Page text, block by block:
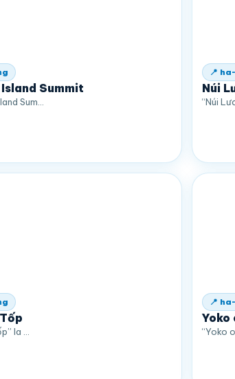
Summit
Sum…
📍
Núi
“Núi
la …
📍
Yoko
“Yoko